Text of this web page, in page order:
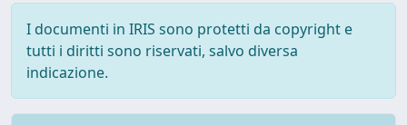
I documenti in IRIS sono protetti da copyright e
tutti i diritti sono riservati, salvo diversa
indicazione.